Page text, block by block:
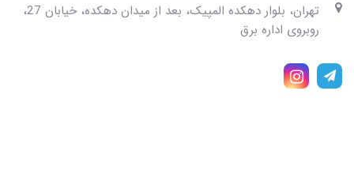
تهران، بلوار دهکده المپیک، بعد از میدان دهکده، خیابان 27،
روبروی اداره برق